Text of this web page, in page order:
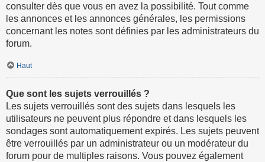
consulter dès que vous en avez la possibilité. Tout comme
les annonces et les annonces générales, les permissions
concernant les notes sont définies par les administrateurs du
forum.
Haut
Que sont les sujets verrouillés ?
Les sujets verrouillés sont des sujets dans lesquels les
utilisateurs ne peuvent plus répondre et dans lesquels les
sondages sont automatiquement expirés. Les sujets peuvent
être verrouillés par un administrateur ou un modérateur du
forum pour de multiples raisons. Vous pouvez également